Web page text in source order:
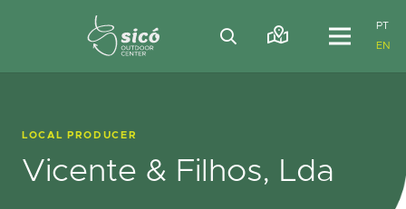
PT
EN
LOCAL PRODUCER
Vicente & Filhos, Lda